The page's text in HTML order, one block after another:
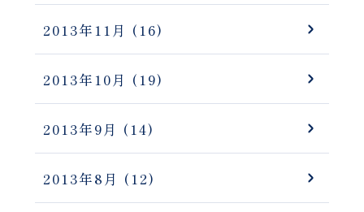
2013年11月 (16)
2013年10月 (19)
2013年9月 (14)
2013年8月 (12)